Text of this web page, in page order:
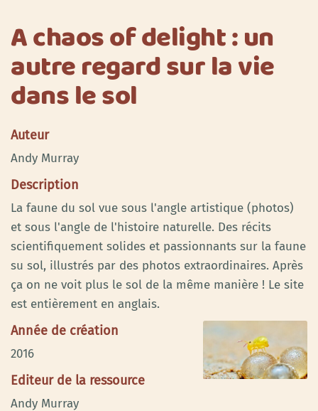
A chaos of delight : un
autre regard sur la vie
dans le sol
Auteur
Andy Murray
Description
La faune du sol vue sous l'angle artistique (photos)
et sous l'angle de l'histoire naturelle. Des récits
scientifiquement solides et passionnants sur la faune
su sol, illustrés par des photos extraordinaires. Après
ça on ne voit plus le sol de la même manière ! Le site
est entièrement en anglais.
Année de création
2016
Editeur de la ressource
Andy Murray